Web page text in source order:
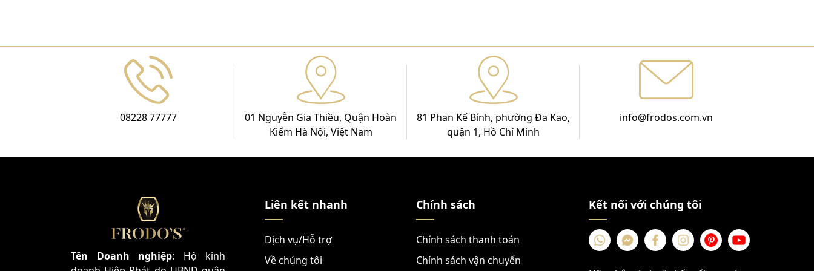
08228 77777
01 Nguyễn Gia Thiều, Quận Hoàn
Kiếm Hà Nội, Việt Nam
81 Phan Kế Bính, phường Đa Kao,
quận 1, Hồ Chí Minh
info@frodos.com.vn
Tên Doanh nghiệp: Hộ kinh
Liên kết nhanh
Dịch vụ/Hỗ trợ
Về chúng tôi
Chính sách
Chính sách thanh toán
Chính sách vận chuyển
Kết nối với chúng tôi